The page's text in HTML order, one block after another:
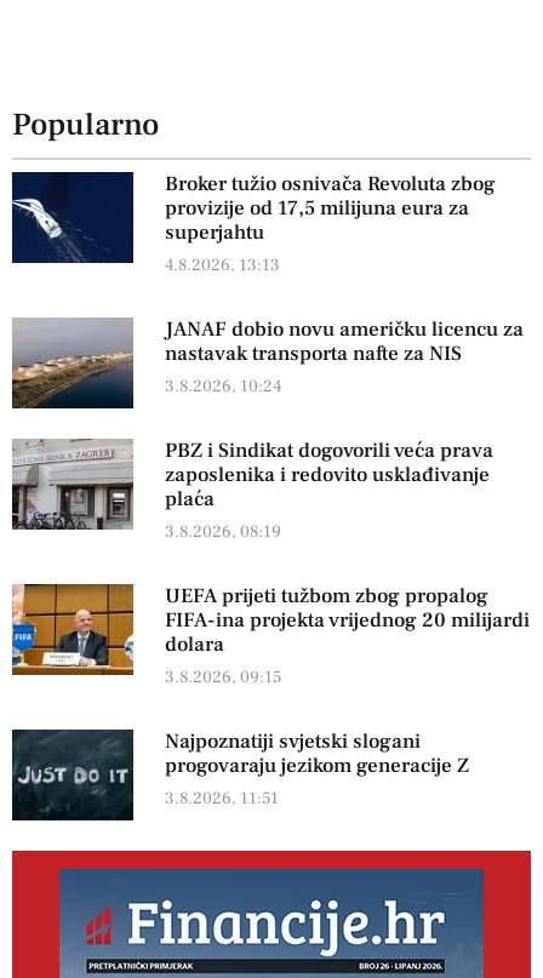
Popularno
Broker tužio osnivača Revoluta zbog
provizije od 17,5 milijuna eura za
superjahtu
4.8.2026, 13:13
JANAF dobio novu američku licencu za
nastavak transporta nafte za NIS
3.8.2026, 10:24
PBZ i Sindikat dogovorili veća prava
zaposlenika i redovito usklađivanje
plaća
3.8.2026, 08:19
UEFA prijeti tužbom zbog propalog
FIFA-ina projekta vrijednog 20 milijardi
dolara
3.8.2026, 09:15
Najpoznatiji svjetski slogani
progovaraju jezikom generacije Z
3.8.2026, 11:51